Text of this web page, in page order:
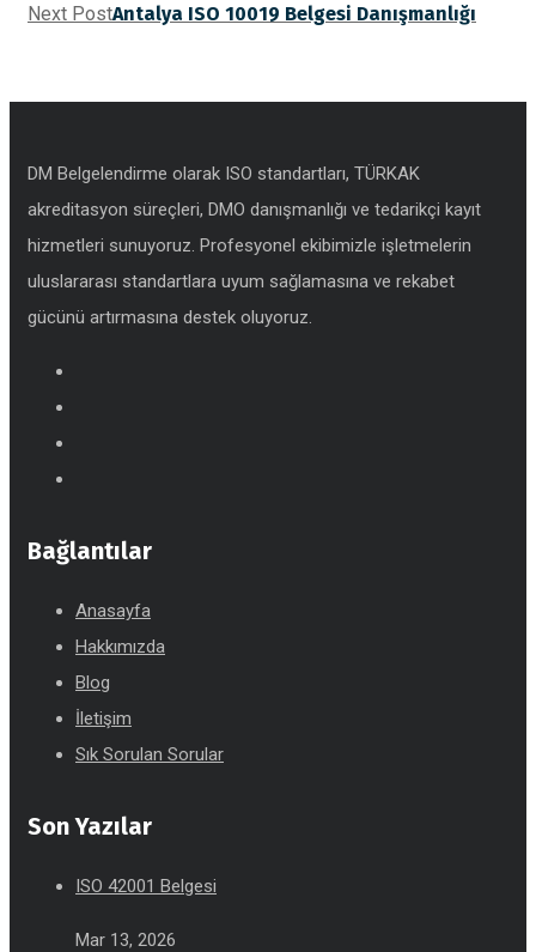
Next PostAntalya ISO 10019 Belgesi Danışmanlığı
DM Belgelendirme olarak ISO standartları, TÜRKAK
akreditasyon süreçleri, DMO danışmanlığı ve tedarikçi kayıt
hizmetleri sunuyoruz. Profesyonel ekibimizle işletmelerin
uluslararası standartlara uyum sağlamasına ve rekabet
gücünü artırmasına destek oluyoruz.
Bağlantılar
Anasayfa
Hakkımızda
Blog
İletişim
Sık Sorulan Sorular
Son Yazılar
ISO 42001 Belgesi
Mar 13, 2026